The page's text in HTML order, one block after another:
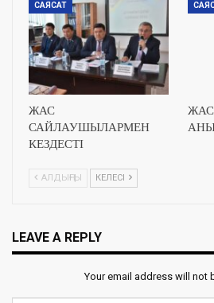
САЯСАТ
ЖАС
САЙЛАУШЫЛАРМЕН
КЕЗДЕСТІ
ЖАС
АЛДЫҢҒЫ КЕЛЕСІ
LEAVE A REPLY
Your email address will not